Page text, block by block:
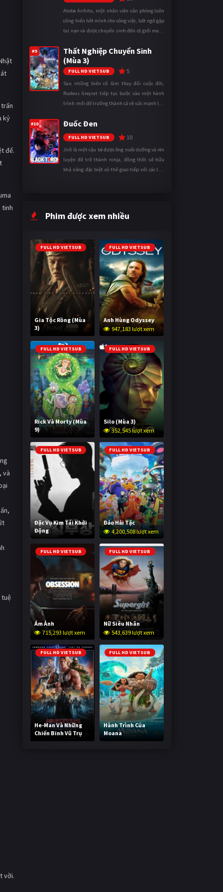
kỷ
để.
tinh
và
tuệ
vời.
Atobe Arihito, một nhân viên văn phòng luôn
cống hiến hết mình cho công việc, bất ngờ gặp
tai nạn và được chuyển sinh đến dị giới mang
thành một mạo hiểm gi ...
#9
Thất Nghiệp Chuyển Sinh
(Mùa 3)
FULL HD VIETSUB 5
Sau những biến cố làm thay đổi cuộc đời,
Rudeus Greyrat tiếp tục bước vào một hành
trình mới để trưởng thành cả về sức mạnh lẫn
ngày càng khắc nghiệt, anh ...
#10 Đuốc Đen
FULL HD VIETSUB 10
Jirô là một cậu bé được ông nuôi dưỡng và rèn
luyện để trở thành ninja, đồng thời sở hữu
khả năng đặc biệt có thể giao tiếp với các loài
Phim được xem nhiều
FULL HD VIETSUB
Gia Tộc Rồng (Mùa
3)
2,015,819 lượt xem
FULL HD VIETSUB
Anh Hùng Odyssey
947,183 lượt xem
FULL HD VIETSUB
Rick Và Morty (Mùa
9)
2,993,318 lượt xem
FULL HD VIETSUB
Silo (Mùa 3)
352,545 lượt xem
FULL HD VIETSUB
Đặc Vụ Kim Tái Khởi
Động
592,819 lượt xem
FULL HD VIETSUB
Đảo Hải Tặc
4,200,508 lượt xem
FULL HD VIETSUB
Ám Ảnh
715,293 lượt xem
FULL HD VIETSUB
Nữ Siêu Nhân
543,639 lượt xem
FULL HD VIETSUB
He-Man Và Những
Chiến Binh Vũ Trụ
235,570 lượt xem
FULL HD VIETSUB
Hành Trình Của
Moana
487,079 lượt xem